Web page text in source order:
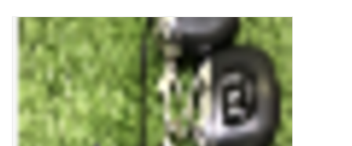
Accessoires
Blog